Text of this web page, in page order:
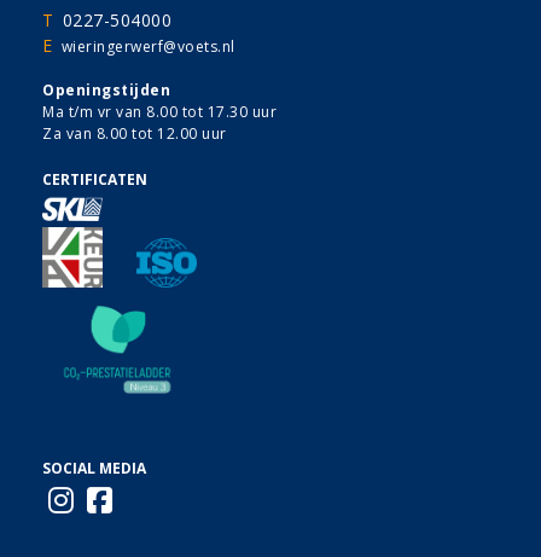
T 0227-504000
E wieringerwerf@voets.nl
Openingstijden
Ma t/m vr van 8.00 tot 17.30 uur
Za van 8.00 tot 12.00 uur
CERTIFICATEN
SOCIAL MEDIA